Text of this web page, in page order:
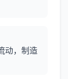
动，制造